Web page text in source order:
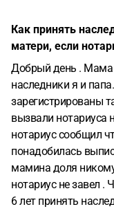
Как принять
матери, если
Добрый день . Мама
наследники я и
зарегистрированы
вызвали нотариуса
нотариус сообщил
понадобилась
мамина доля
нотариус не завел .
6 лет принять